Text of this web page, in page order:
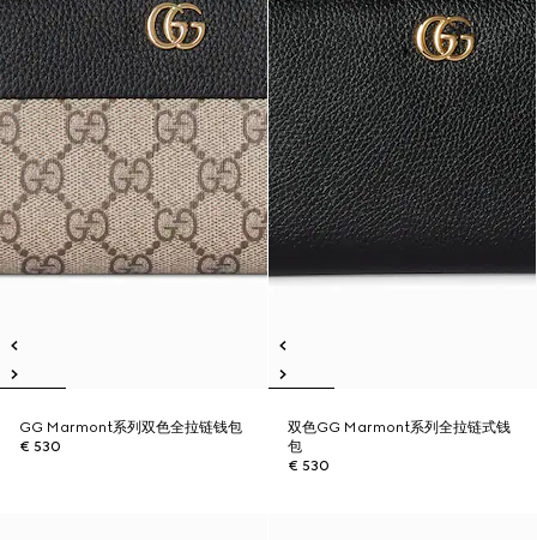
GG Marmont系列双色全拉链钱包
€ 530
双色GG Marmont系列全拉链式钱
包
€ 530